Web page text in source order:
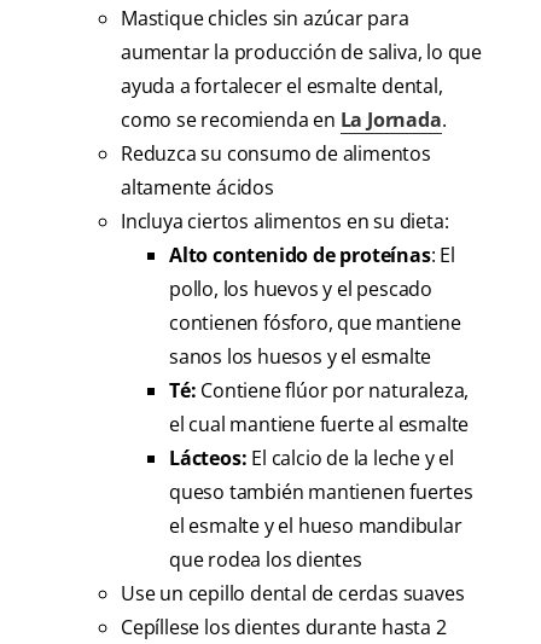
Mastique chicles sin azúcar para
aumentar la producción de saliva, lo que
ayuda a fortalecer el esmalte dental,
como se recomienda en La Jornada.
Reduzca su consumo de alimentos
altamente ácidos
Incluya ciertos alimentos en su dieta:
Alto contenido de proteínas: El
pollo, los huevos y el pescado
contienen fósforo, que mantiene
sanos los huesos y el esmalte
Té: Contiene flúor por naturaleza,
el cual mantiene fuerte al esmalte
Lácteos: El calcio de la leche y el
queso también mantienen fuertes
el esmalte y el hueso mandibular
que rodea los dientes
Use un cepillo dental de cerdas suaves
Cepíllese los dientes durante hasta 2